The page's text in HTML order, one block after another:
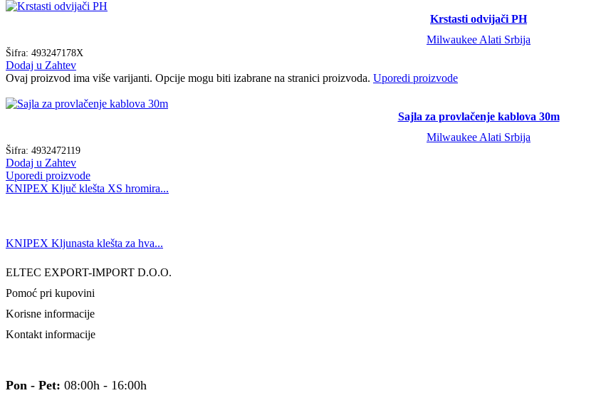
Krstasti odvijači PH
Milwaukee Alati Srbija
Šifra: 493247178X
Dodaj u Zahtev
Ovaj proizvod ima više varijanti. Opcije mogu biti izabrane na stranici proizvoda. Uporedi proizvode
Sajla za provlačenje kablova 30m
Milwaukee Alati Srbija
Šifra: 4932472119
Dodaj u Zahtev
Uporedi proizvode
KNIPEX Ključ klešta XS hromira...
KNIPEX Kljunasta klešta za hva...
ELTEC EXPORT-IMPORT D.O.O.
Pomoć pri kupovini
Korisne informacije
Kontakt informacije
Pon - Pet: 08:00h - 16:00h